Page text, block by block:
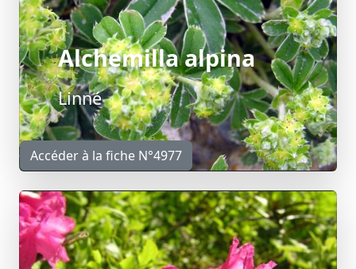
Alchemilla alpina
Linné
Accéder à la fiche N°4977